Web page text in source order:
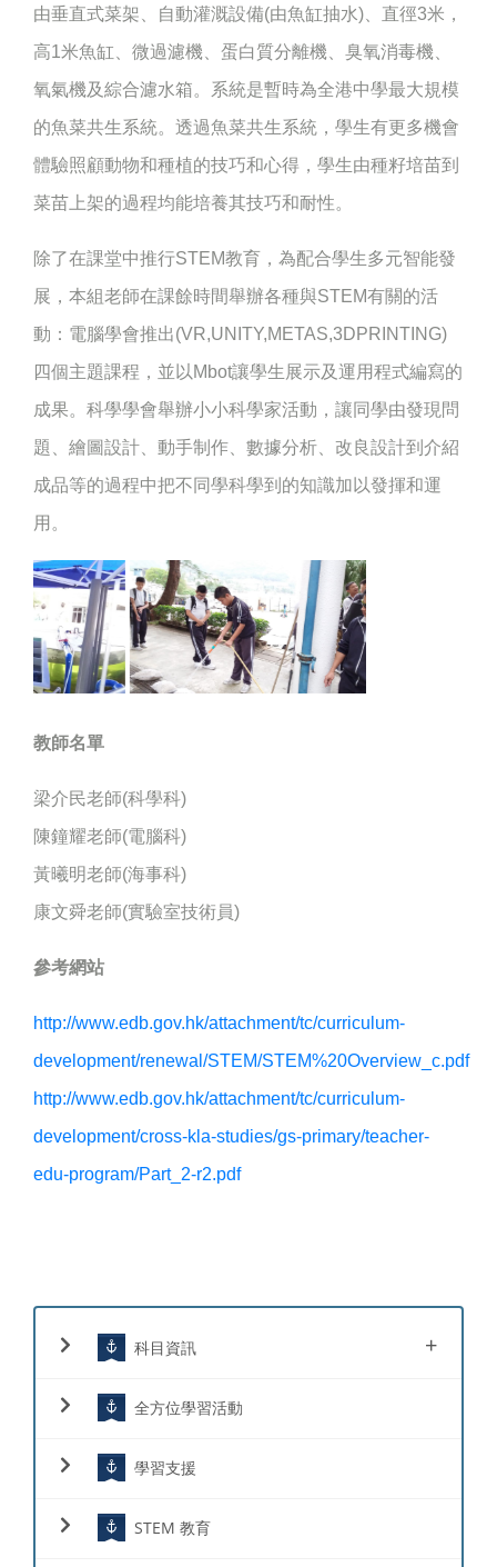
科目資訊 +
全方位學習活動
學習支援
STEM 教育
由垂直式菜架、自動灌溉設備(由魚缸抽水)、直徑3米，
高1米魚缸、微過濾機、蛋白質分離機、臭氧消毒機、
氧氣機及綜合濾水箱。系統是暫時為全港中學最大規模
的魚菜共生系統。透過魚菜共生系統，學生有更多機會
體驗照顧動物和種植的技巧和心得，學生由種籽培苗到
菜苗上架的過程均能培養其技巧和耐性。
除了在課堂中推行STEM教育，為配合學生多元智能發
展，本組老師在課餘時間舉辦各種與STEM有關的活
動：電腦學會推出(VR,UNITY,METAS,3DPRINTING)
四個主題課程，並以Mbot讓學生展示及運用程式編寫的
成果。科學學會舉辦小小科學家活動，讓同學由發現問
題、繪圖設計、動手制作、數據分析、改良設計到介紹
成品等的過程中把不同學科學到的知識加以發揮和運
用。
教師名單
梁介民老師(科學科)
陳鐘耀老師(電腦科)
黃曦明老師(海事科)
康文舜老師(實驗室技術員)
參考網站
http://www.edb.gov.hk/attachment/tc/curriculum-
development/renewal/STEM/STEM%20Overview_c.pdf
http://www.edb.gov.hk/attachment/tc/curriculum-
development/cross-kla-studies/gs-primary/teacher-
edu-program/Part_2-r2.pdf